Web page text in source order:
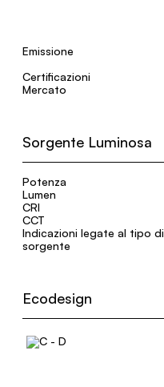
Emissione
Certificazioni
Mercato
Sorgente Luminosa
Potenza
Lumen
CRI
CCT
Indicazioni legate al tipo di
sorgente
Ecodesign